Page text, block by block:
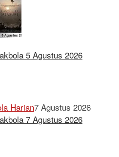
5 Agustus 2026
Harian7 Agustus 2026
7 Agustus 2026